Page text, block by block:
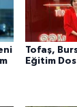
Tofaş,
Eğitim